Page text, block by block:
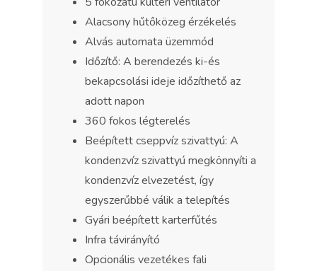
Alacsony hűtőközeg érzékelés
Alvás automata üzemmód
Időzítő: A berendezés ki-és
bekapcsolási ideje időzíthető az
adott napon
360 fokos légterelés
Beépített cseppvíz szivattyú: A
kondenzvíz szivattyú megkönnyíti a
kondenzvíz elvezetést, így
egyszerűbbé válik a telepítés
Gyári beépített karterfűtés
Infra távirányító
Opcionális vezetékes fali